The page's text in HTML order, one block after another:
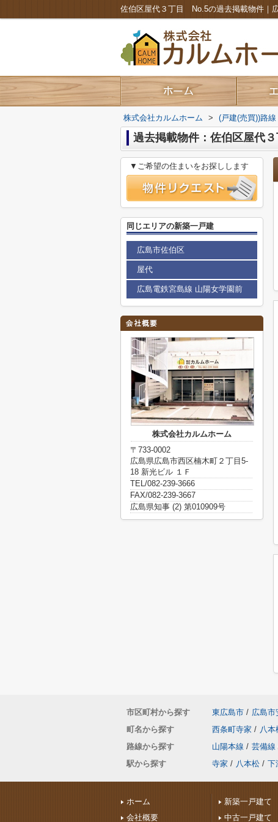
株式会社カルムホーム > (戸建(売買))路
過去掲載物件：佐伯区屋代
▼ご希望の住まいをお探しします
同じエリアの新築一戸建
広島市佐伯区
屋代
広島電鉄宮島線 山陽女学園前
株式会社カルムホーム
〒733-0002
広島県広島市西区楠木町２丁目5-
18 新光ビル １Ｆ
TEL/082-239-3666
FAX/082-239-3667
広島県知事 (2) 第010909号
市区町村から探す 東広島市 / 広島市
町名から探す
西条町寺家 / 八本
路線から探す
山陽本線 / 芸備線
駅から探す
寺家 / 八本松 / 下
ホーム
会社概要
新築一戸建て
中古一戸建て